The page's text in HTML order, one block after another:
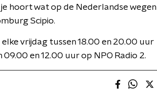
hoort wat op de Nederlandse wegen
Scipio.
vrijdag tussen 18.00 en 20.00 uur
en 12.00 uur op NPO Radio 2.